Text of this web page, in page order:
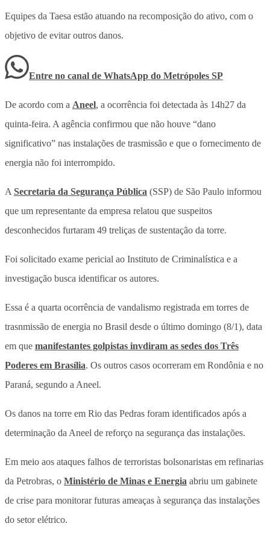
Equipes da Taesa estão atuando na recomposição do ativo, com o
objetivo de evitar outros danos.
Entre no canal de WhatsApp do Metrópoles SP
De acordo com a Aneel, a ocorrência foi detectada às 14h27 da
quinta-feira. A agência confirmou que não houve “dano
significativo” nas instalações de trasmissão e que o fornecimento de
energia não foi interrompido.
ASecretaria da Segurança Pública (SSP) de São Paulo informou
que um representante da empresa relatou que suspeitos
desconhecidos furtaram 49 treliças de sustentação da torre.
Foi solicitado exame pericial ao Instituto de Criminalística e a
investigação busca identificar os autores.
Essa é a quarta ocorrência de vandalismo registrada em torres de
trasnmissão de energia no Brasil desde o último domingo (8/1), data
em que manifestantes golpistas invdiram as sedes dos Três
Poderes em Brasília. Os outros casos ocorreram em Rondônia e no
Paraná, segundo a Aneel.
Os danos na torre em Rio das Pedras foram identificados após a
determinação da Aneel de reforço na segurança das instalações.
Em meio aos ataques falhos de terroristas bolsonaristas em refinarias
da Petrobras, o Ministério de Minas e Energia abriu um gabinete
de crise para monitorar futuras ameaças à segurança das instalações
do setor elétrico.